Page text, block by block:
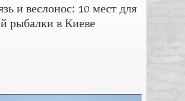
и веслонос: 10 мест для
рыбалки в Киеве